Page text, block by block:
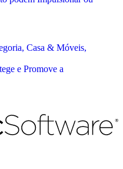
Casa & Móveis,
e Promove a